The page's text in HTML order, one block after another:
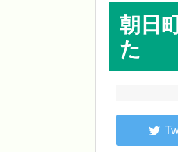
朝日
た